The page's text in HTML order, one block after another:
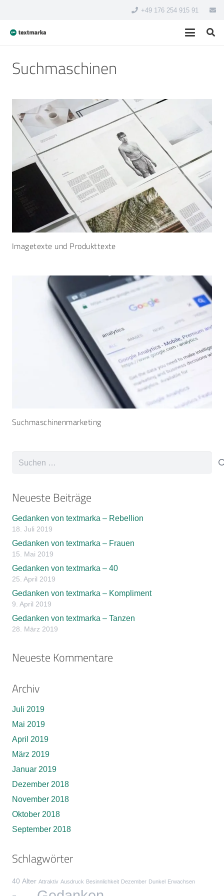
+49 176 254 915 91
Suchmaschinen
Imagetexte und Produkttexte
Suchmaschinenmarketing
Suchen
Neueste Beiträge
Gedanken von textmarka – Rebellion
18. Juli 2019
Gedanken von textmarka – Frauen
15. Mai 2019
Gedanken von textmarka – 40
25. April 2019
Gedanken von textmarka – Kompliment
9. April 2019
Gedanken von textmarka – Tanzen
28. März 2019
Neueste Kommentare
Archiv
Juli 2019
Mai 2019
April 2019
März 2019
Januar 2019
Dezember 2018
November 2018
Oktober 2018
September 2018
Schlagwörter
40 Alter Attraktiv Ausdruck Besinnlichkeit Dezember Dunkel Erwachsen